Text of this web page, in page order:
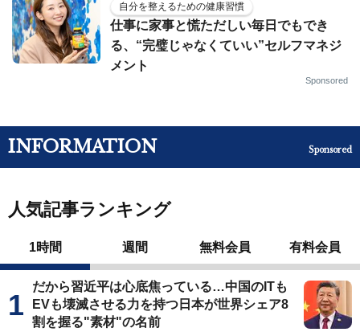
自分を整えるための健康習慣
仕事に家事と慌ただしい毎日でもでき
る、“完璧じゃなくていい”セルフマネジ
メント
Sponsored
INFORMATION Sponsored
人気記事ランキング
1時間 週間 無料会員 有料会員
だから習近平は心底焦っている…中国のITも
EVも壊滅させる力を持つ日本が世界シェア8
割を握る"素材"の名前